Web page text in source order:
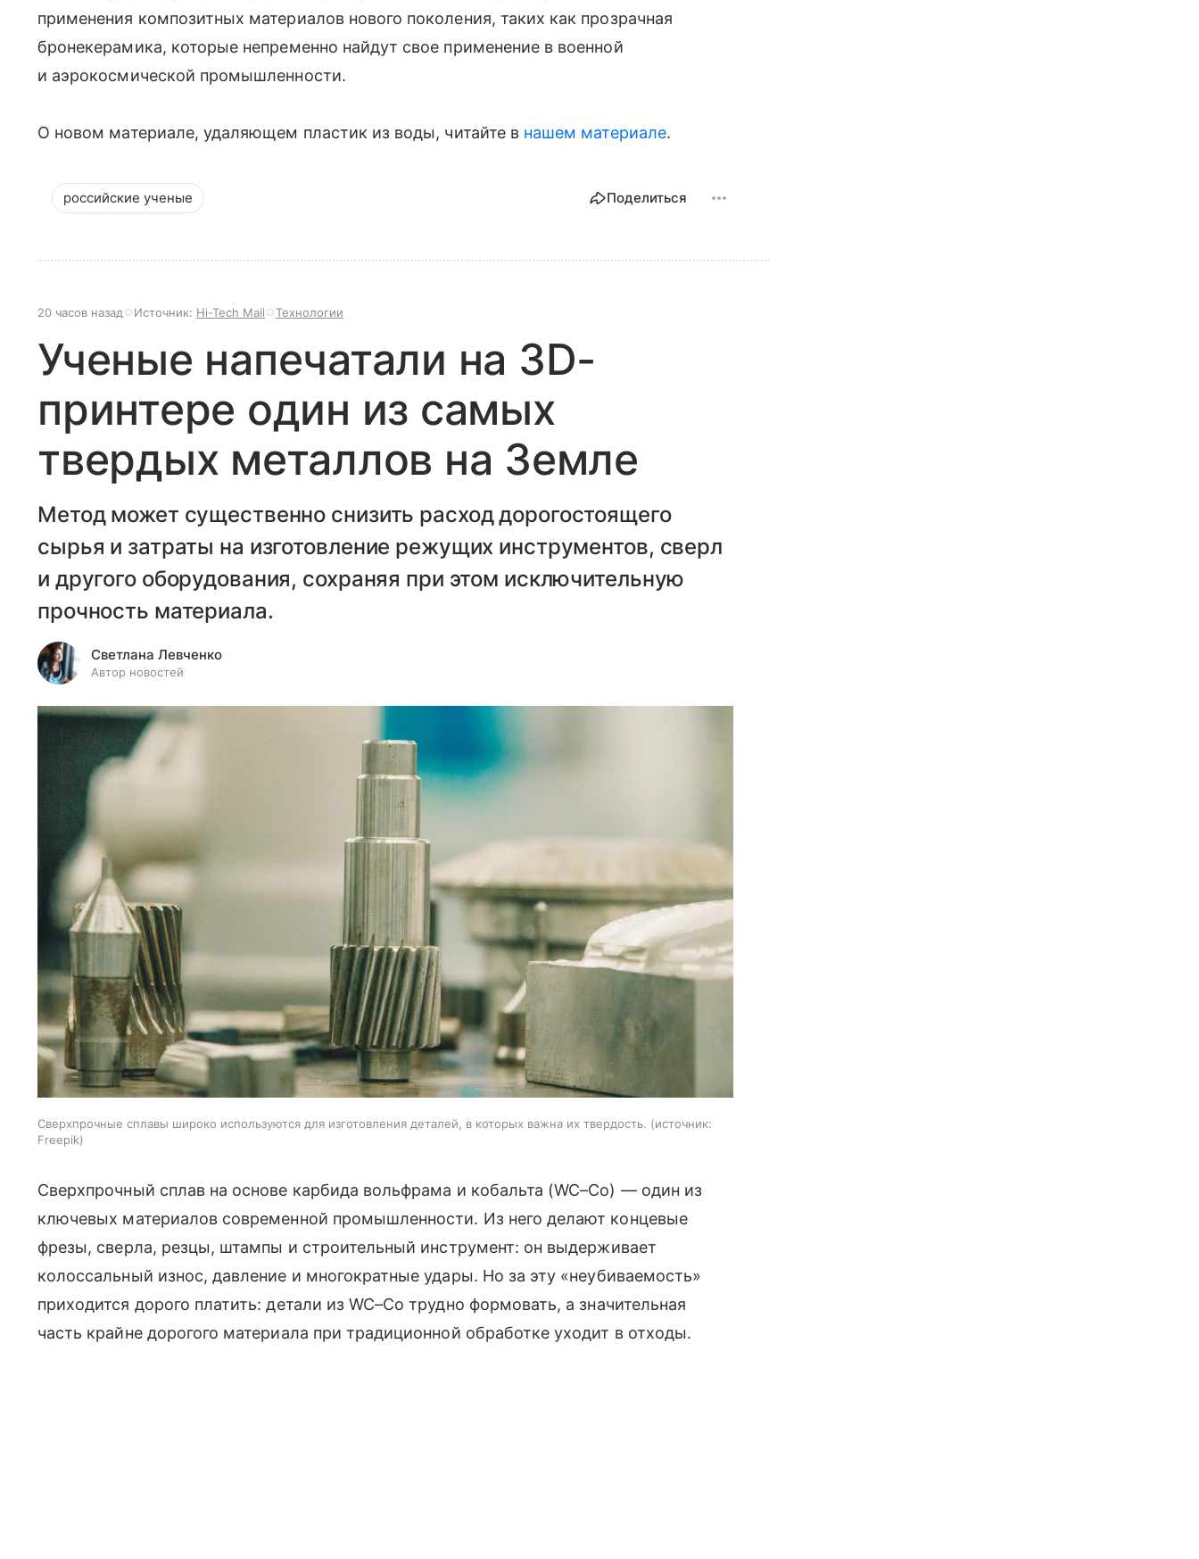
применения композитных материалов нового поколения, таких как прозрачная
бронекерамика, которые непременно найдут свое применение в военной
и аэрокосмической промышленности.
О новом материале, удаляющем пластик из воды, читайте в нашем материале.
российские ученые Поделиться
20 часов назад Источник: Hi-Tech Mail Технологии
Ученые напечатали на 3D-
принтере один из самых
твердых металлов на Земле
Метод может существенно снизить расход дорогостоящего
сырья и затраты на изготовление режущих инструментов, сверл
и другого оборудования, сохраняя при этом исключительную
прочность материала.
Светлана Левченко
Автор новостей
Сверхпрочные сплавы широко используются для изготовления деталей, в которых важна их твердость.
источник:
Freepik
Сверхпрочный сплав на основе карбида вольфрама и кобальта (WC–Co) — один из
ключевых материалов современной промышленности. Из него делают концевые
фрезы, сверла, резцы, штампы и строительный инструмент: он выдерживает
колоссальный износ, давление и многократные удары. Но за эту «неубиваемость»
приходится дорого платить: детали из WC–Co трудно формовать, а значительная
часть крайне дорогого материала при традиционной обработке уходит в отходы.